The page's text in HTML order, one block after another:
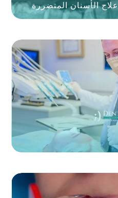
علاج الأسنان المتضررة